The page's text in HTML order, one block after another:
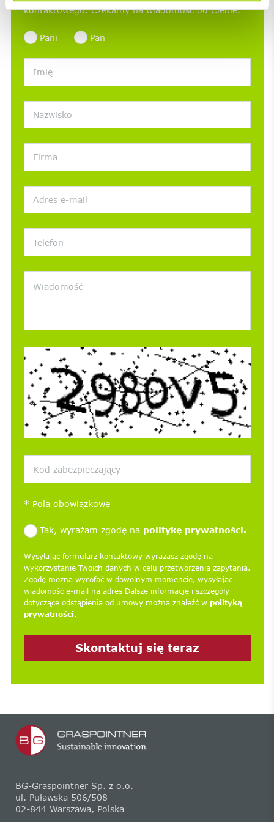
kontaktowego. Czekamy na wiadomość od Ciebie.
Pani Pan
* Pola obowiązkowe
Tak, wyrażam zgodę na politykę prywatności.
Wysyłając formularz kontaktowy wyrażasz zgodę na
wykorzystanie Twoich danych w celu przetworzenia zapytania.
Zgodę można wycofać w dowolnym momencie, wysyłając
wiadomość e-mail na adres Dalsze informacje i szczegóły
dotyczące odstąpienia od umowy można znaleźć w polityką
prywatności.
Skontaktuj się teraz
BG-Graspointner Sp. z o.o.
ul. Puławska 506/508
02-844 Warszawa, Polska